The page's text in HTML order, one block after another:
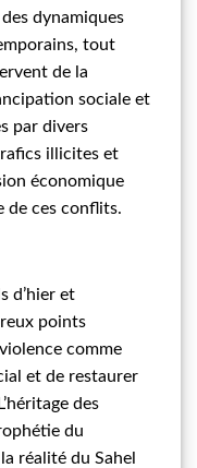
dynamiques
tout
de la
sociale et
par divers
illicites et
économique
de ces conflits.
d’hier et
points
comme
et de restaurer
des
du
réalité du Sahel